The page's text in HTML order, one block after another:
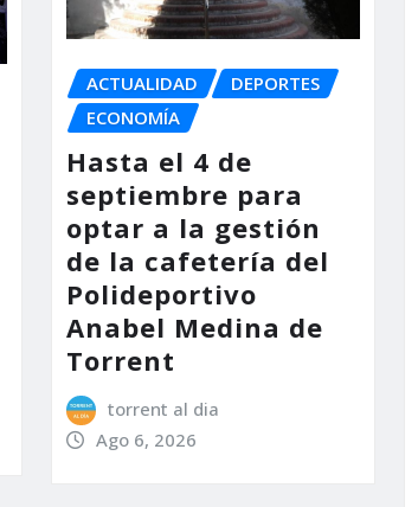
ACTUALIDAD
DEPORTES
ECONOMÍA
Hasta el 4 de
septiembre para
optar a la gestión
de la cafetería del
Polideportivo
Anabel Medina de
Torrent
torrent al dia
Ago 6, 2026